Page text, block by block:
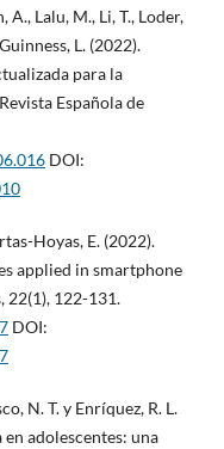
Lalu, M., Li, T., Loder,
L. (2022).
para la
Española de
DOI:
Hoyas, E. (2022).
applied in smartphone
22(1), 122-131.
DOI:
N. T. y Enríquez, R. L.
adolescentes: una